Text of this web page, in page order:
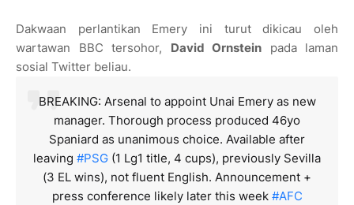
Dakwaan perlantikan Emery ini turut dikicau oleh
wartawan BBC tersohor, David Ornstein pada laman
sosial Twitter beliau.
BREAKING: Arsenal to appoint Unai Emery as new
manager. Thorough process produced 46yo
Spaniard as unanimous choice. Available after
leaving #PSG (1 Lg1 title, 4 cups), previously Sevilla
(3 EL wins), not fluent English. Announcement +
press conference likely later this week #AFC